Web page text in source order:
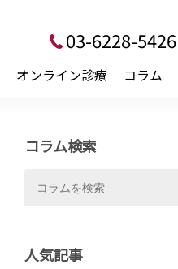
オンライン診療 コラム
03-6228-5426
コラム検索
人気記事